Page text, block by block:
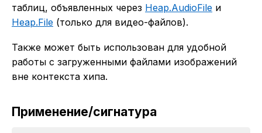
таблиц, объявленных через Heap.AudioFile и
Heap.File (только для видео-файлов).
Также может быть использован для удобной
работы с загруженными файлами изображений
вне контекста хипа.
Применение/сигнатура